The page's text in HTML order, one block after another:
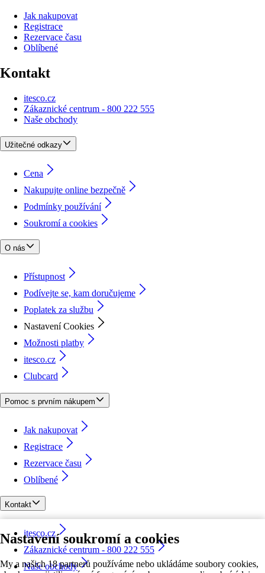
Nastavení soukromí a cookies
My a našich 18 partnerů používáme nebo ukládáme soubory cookies,
Jak nakupovat
Registrace
Rezervace času
Oblíbené
Kontakt
itesco.cz
Zákaznické centrum - 800 222 555
Naše obchody
Užitečné odkazy
Cena
Nakupujte online bezpečně
Podmínky používání
Soukromí a cookies
O nás
Přístupnost
Podívejte se, kam doručujeme
Poplatek za službu
Nastavení Cookies
Možnosti platby
itesco.cz
Clubcard
Pomoc s prvním nákupem
Jak nakupovat
Registrace
Rezervace času
Oblíbené
Kontakt
itesco.cz
Zákaznické centrum - 800 222 555
Naše obchody